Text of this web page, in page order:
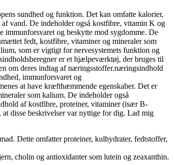
sundhed og funktion. Det kan omfatte kalorier,
vand. De indeholder også kostfibre, vitamin K og
og beskytte mod sygdomme. De
fedt, kostfibre, vitaminer og mineraler som
som er vigtigt for nervesystemets funktion og
er et hjælpeværktøj, der bruges til
om deres indtag af næringsstoffer.næringsindhold
immunforsvaret og
at have kræfthæmmende egenskaber. Det er
som kalium. De indeholder også
af kostfibre, proteiner, vitaminer (især B-
disse beskrivelser var nyttige for dig. Lad mig
Dette omfatter proteiner, kulhydrater, fedtstoffer,
cholin og antioxidanter som lutein og zeaxanthin.